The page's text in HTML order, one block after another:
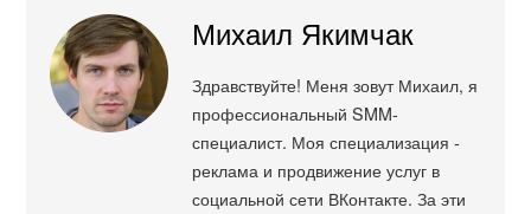
Михаил Якимчак
Здравствуйте! Меня зовут Михаил, я
профессиональный SMM-
специалист. Моя специализация -
реклама и продвижение услуг в
социальной сети ВКонтакте. За эти